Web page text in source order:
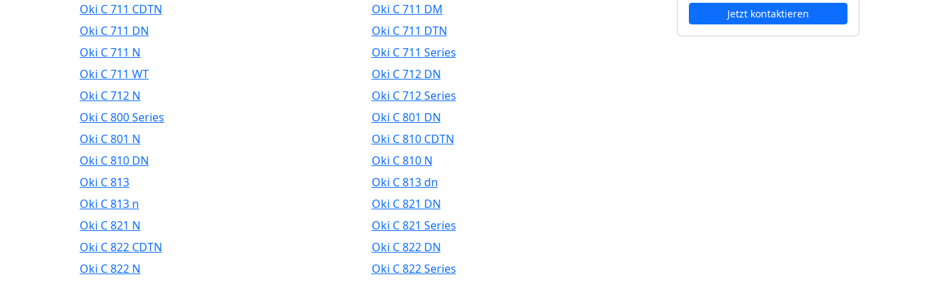
Oki C 711 CDTN
Oki C 711 DM
Oki C 711 DN
Oki C 711 DTN
Oki C 711 N
Oki C 711 Series
Oki C 711 WT
Oki C 712 DN
Oki C 712 N
Oki C 712 Series
Oki C 800 Series
Oki C 801 DN
Oki C 801 N
Oki C 810 CDTN
Oki C 810 DN
Oki C 810 N
Oki C 813
Oki C 813 dn
Oki C 813 n
Oki C 821 DN
Oki C 821 N
Oki C 821 Series
Oki C 822 CDTN
Oki C 822 DN
Oki C 822 N
Oki C 822 Series
Jetzt kontaktieren